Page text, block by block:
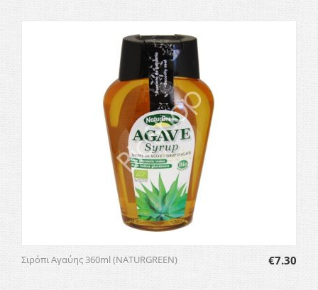
Σιρόπι Αγαύης 360ml (NATURGREEN) €7.30